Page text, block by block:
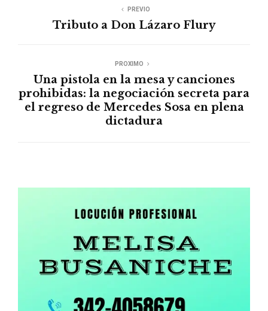
PREVIO
Tributo a Don Lázaro Flury
PROXIMO
Una pistola en la mesa y canciones
prohibidas: la negociación secreta para
el regreso de Mercedes Sosa en plena
dictadura